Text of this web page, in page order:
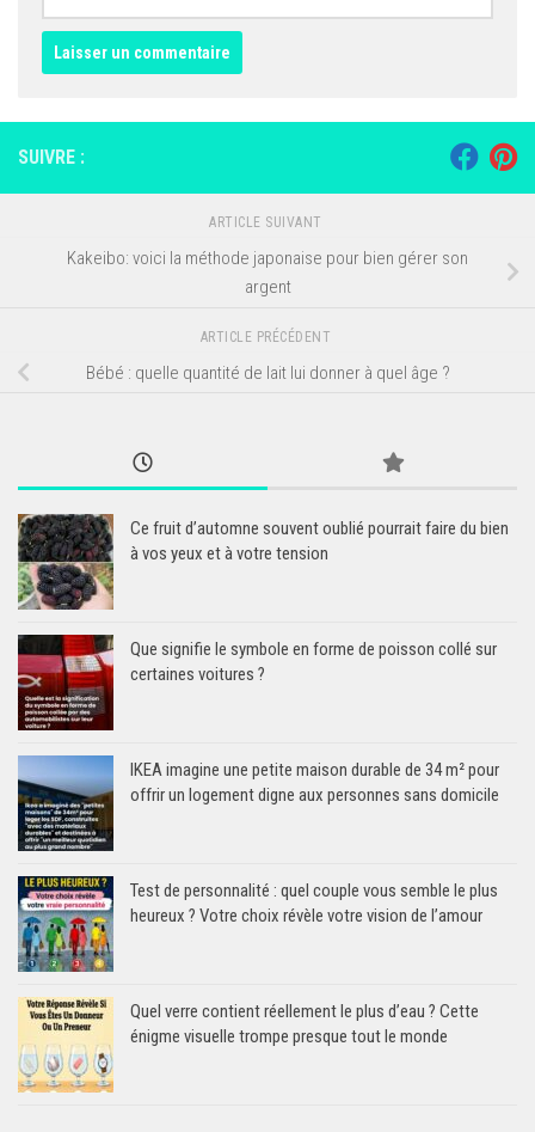
SUIVRE :
ARTICLE SUIVANT
Kakeibo: voici la méthode japonaise pour bien gérer son
argent
ARTICLE PRÉCÉDENT
Bébé : quelle quantité de lait lui donner à quel âge ?
Ce fruit d’automne souvent oublié pourrait faire du bien
à vos yeux et à votre tension
Que signifie le symbole en forme de poisson collé sur
certaines voitures ?
IKEA imagine une petite maison durable de 34 m² pour
offrir un logement digne aux personnes sans domicile
Test de personnalité : quel couple vous semble le plus
heureux ? Votre choix révèle votre vision de l’amour
Quel verre contient réellement le plus d’eau ? Cette
énigme visuelle trompe presque tout le monde